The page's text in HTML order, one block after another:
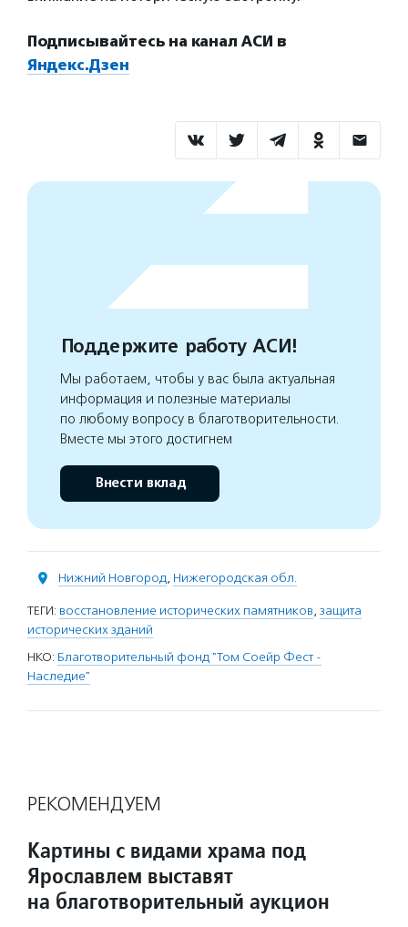
Подписывайтесь на канал АСИ в
Яндекс.Дзен
Поддержите работу АСИ!
Мы работаем, чтобы у вас была актуальная
информация и полезные материалы
по любому вопросу в благотворительности.
Вместе мы этого достигнем
Внести вклад
Нижний Новгород, Нижегородская обл.
ТЕГИ: восстановление исторических памятников, защита
исторических зданий
НКО: Благотворительный фонд "Том Соейр Фест -
Наследие"
РЕКОМЕНДУЕМ
Картины с видами храма под
Ярославлем выставят
на благотворительный аукцион